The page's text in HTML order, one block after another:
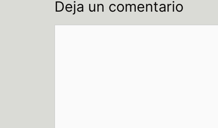
Deja un comentario